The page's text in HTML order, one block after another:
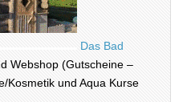
Das Bad
Webshop (Gutscheine –
Kosmetik und Aqua Kurse